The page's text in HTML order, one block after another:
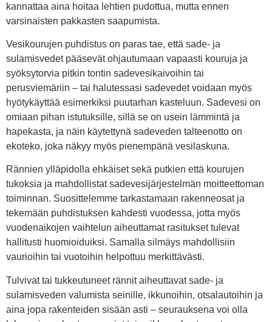
kannattaa aina hoitaa lehtien pudottua, mutta ennen
varsinaisten pakkasten saapumista.
Vesikourujen puhdistus on paras tae, että sade- ja
sulamisvedet pääsevät ohjautumaan vapaasti kouruja ja
syöksytorvia pitkin tontin sadevesikaivoihin tai
perusviemäriin – tai halutessasi sadevedet voidaan myös
hyötykäyttää esimerkiksi puutarhan kasteluun. Sadevesi on
omiaan pihan istutuksille, sillä se on usein lämmintä ja
hapekasta, ja näin käytettynä sadeveden talteenotto on
ekoteko, joka näkyy myös pienempänä vesilaskuna.
Rännien ylläpidolla ehkäiset sekä putkien että kourujen
tukoksia ja mahdollistat sadevesijärjestelmän moitteettoman
toiminnan. Suosittelemme tarkastamaan rakenneosat ja
tekemään puhdistuksen kahdesti vuodessa, jotta myös
vuodenaikojen vaihtelun aiheuttamat rasitukset tulevat
hallitusti huomioiduiksi. Samalla silmäys mahdollisiin
vaurioihin tai vuotoihin helpottuu merkittävästi.
Tulvivat tai tukkeutuneet rännit aiheuttavat sade- ja
sulamisveden valumista seinille, ikkunoihin, otsalautoihin ja
aina jopa rakenteiden sisään asti – seurauksena voi olla